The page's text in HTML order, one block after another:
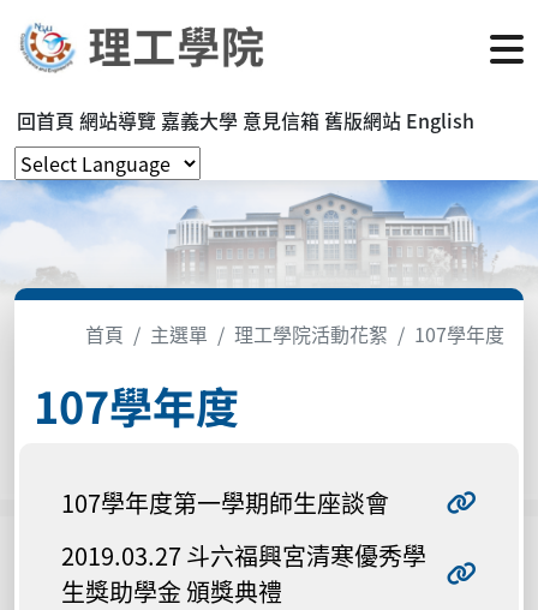
回首頁 網站導覽 嘉義大學 意見信箱 舊版網站 English
首頁 主選單 理工學院活動花絮 107學年度
107學年度
107學年度第一學期師生座談會
2019.03.27 斗六福興宮清寒優秀學
生獎助學金 頒獎典禮